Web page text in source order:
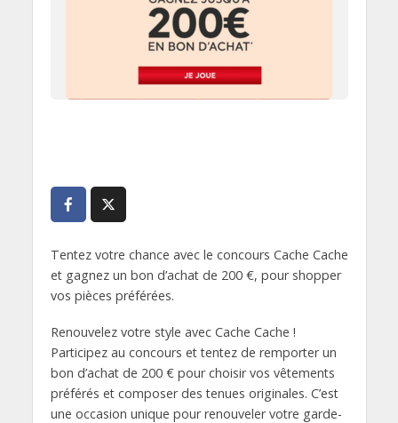
Tentez votre chance avec le concours Cache Cache
et gagnez un bon d’achat de 200 €, pour shopper
vos pièces préférées.
Renouvelez votre style avec Cache Cache !
Participez au concours et tentez de remporter un
bon d’achat de 200 € pour choisir vos vêtements
préférés et composer des tenues originales. C’est
une occasion unique pour renouveler votre garde-